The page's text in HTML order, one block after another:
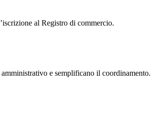
al Registro di commercio.
e semplificano il coordinamento.